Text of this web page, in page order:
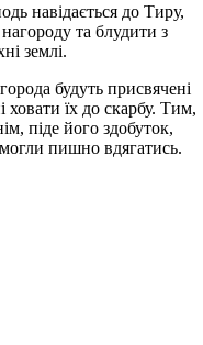
навідається до Тиру,
та блудити з
землі.
будуть присвячені
ховати їх до скарбу. Тим,
піде його здобуток,
пишно вдягатись.